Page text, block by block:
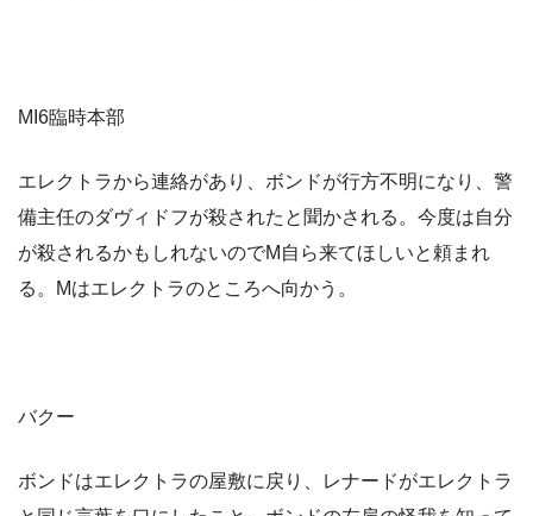
MI6臨時本部
エレクトラから連絡があり、ボンドが行方不明になり、警
備主任のダヴィドフが殺されたと聞かされる。今度は自分
が殺されるかもしれないのでM自ら来てほしいと頼まれ
る。Mはエレクトラのところへ向かう。
バクー
ボンドはエレクトラの屋敷に戻り、レナードがエレクトラ